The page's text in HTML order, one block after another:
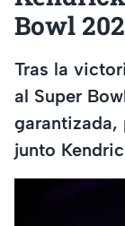
Bowl
Tras la
al Super
garantizada,
junto